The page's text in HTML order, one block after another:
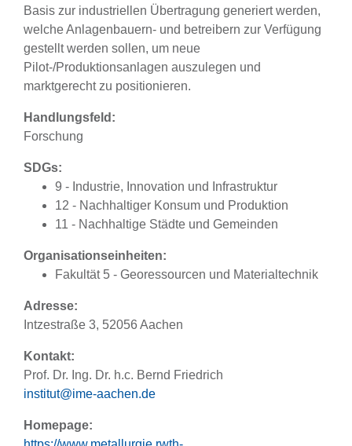
Basis zur industriellen Übertragung generiert werden,
welche Anlagenbauern- und betreibern zur Verfügung
gestellt werden sollen, um neue
Pilot-/Produktionsanlagen auszulegen und
marktgerecht zu positionieren.
Handlungsfeld:
Forschung
SDGs:
9 - Industrie, Innovation und Infrastruktur
12 - Nachhaltiger Konsum und Produktion
11 - Nachhaltige Städte und Gemeinden
Organisationseinheiten:
Fakultät 5 - Georessourcen und Materialtechnik
Adresse:
Intzestraße 3, 52056 Aachen
Kontakt:
Prof. Dr. Ing. Dr. h.c. Bernd Friedrich
institut@ime-aachen.de
Homepage: